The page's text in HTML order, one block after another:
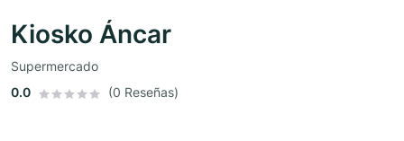
Kiosko Áncar
Supermercado
0.0
(0 Reseñas)